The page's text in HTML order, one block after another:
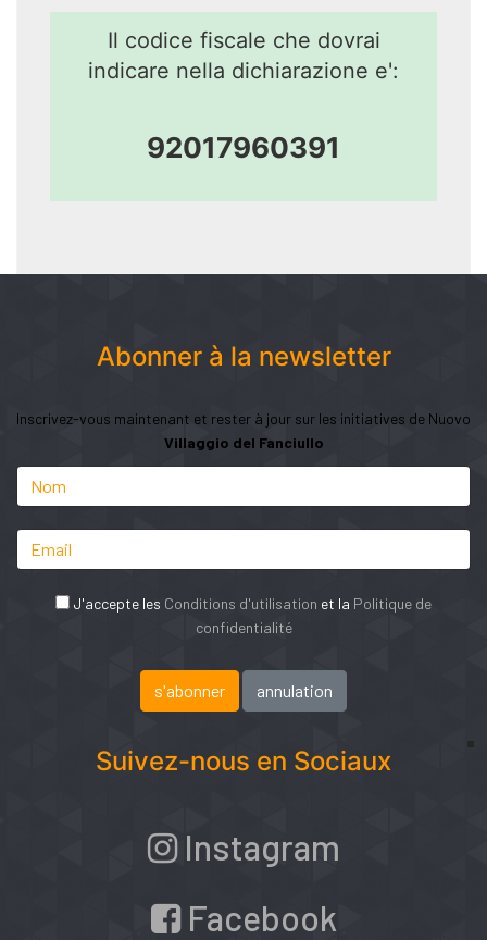
Il codice fiscale che dovrai
indicare nella dichiarazione e':
92017960391
Abonner à la newsletter
Inscrivez-vous maintenant et rester à jour sur les initiatives de Nuovo
Villaggio del Fanciullo
J'accepte les Conditions d'utilisation et la Politique de
confidentialité
Suivez-nous en Sociaux
Instagram
Facebook